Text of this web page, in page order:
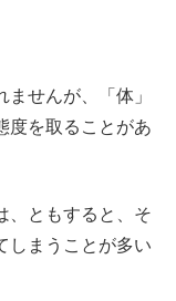
せんが、「体」
度を取ることがあ
、ともすると、そ
しまうことが多い